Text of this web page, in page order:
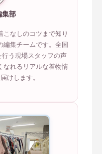
集部
なしのコツまで知り
編集チームです。全国
う現場スタッフの声
なれるリアルな着物情
けします。